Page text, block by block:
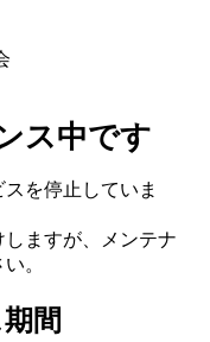
ス中です
を停止していま
ますが、メンテナ
。
間